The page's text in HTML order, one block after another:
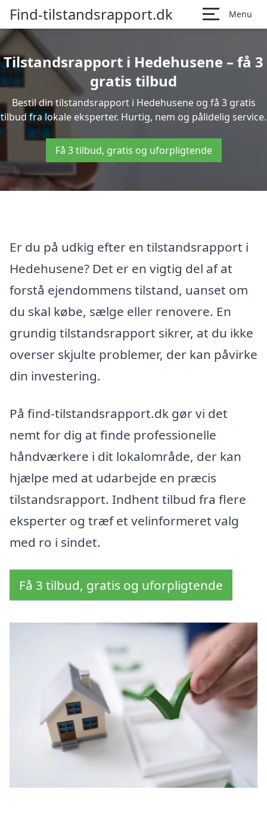
Find-tilstandsrapport.dk Menu
Tilstandsrapport i Hedehusene – få 3
gratis tilbud
Bestil din tilstandsrapport i Hedehusene og få 3 gratis
tilbud fra lokale eksperter. Hurtig, nem og pålidelig service.
Få 3 tilbud, gratis og uforpligtende
Er du på udkig efter en tilstandsrapport i
Hedehusene? Det er en vigtig del af at
forstå ejendommens tilstand, uanset om
du skal købe, sælge eller renovere. En
grundig tilstandsrapport sikrer, at du ikke
overser skjulte problemer, der kan påvirke
din investering.
På find-tilstandsrapport.dk gør vi det
nemt for dig at finde professionelle
håndværkere i dit lokalområde, der kan
hjælpe med at udarbejde en præcis
tilstandsrapport. Indhent tilbud fra flere
eksperter og træf et velinformeret valg
med ro i sindet.
Få 3 tilbud, gratis og uforpligtende